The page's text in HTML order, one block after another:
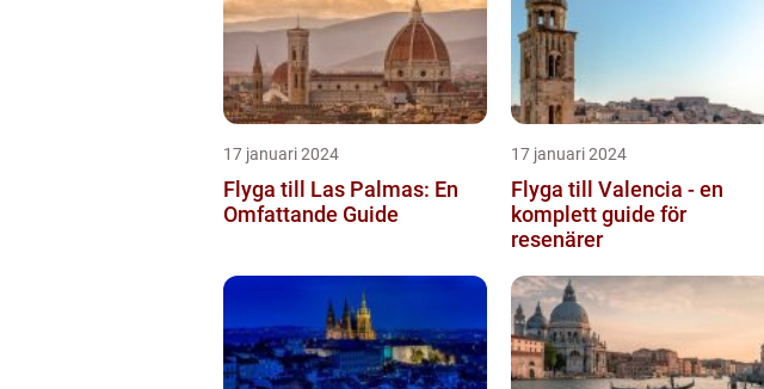
17 januari 2024
Flyga till Las Palmas: En
Omfattande Guide
17 januari 2024
Flyga till Valencia - en
komplett guide för
resenärer